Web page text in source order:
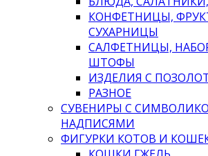
КОНФЕТНИЦЫ,
СУХАРНИЦЫ
САЛФЕТНИЦЫ,
ШТОФЫ
ИЗДЕЛИЯ С
РАЗНОЕ
СУВЕНИРЫ С
НАДПИСЯМИ
ФИГУРКИ КОТОВ И